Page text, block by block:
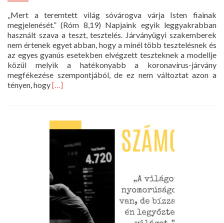
„Mert a teremtett világ sóvárogva várja Isten fiainak
megjelenését.” (Róm 8,19) Napjaink egyik leggyakrabban
használt szava a teszt, tesztelés. Járványügyi szakemberek
nem értenek egyet abban, hogy a minél több tesztelésnek és
az egyes gyanús esetekben elvégzett teszteknek a modellje
közül melyik a hatékonyabb a koronavírus-járvány
megfékezése szempontjából, de ez nem változtat azon a
tényen, hogyRead
Tesztelés
[…]